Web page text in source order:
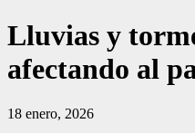
Lluvias y
afectando al
18 enero, 2026